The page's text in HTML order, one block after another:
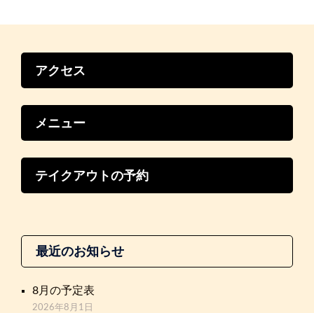
アクセス
メニュー
テイクアウトの予約
最近のお知らせ
8月の予定表
2026年8月1日